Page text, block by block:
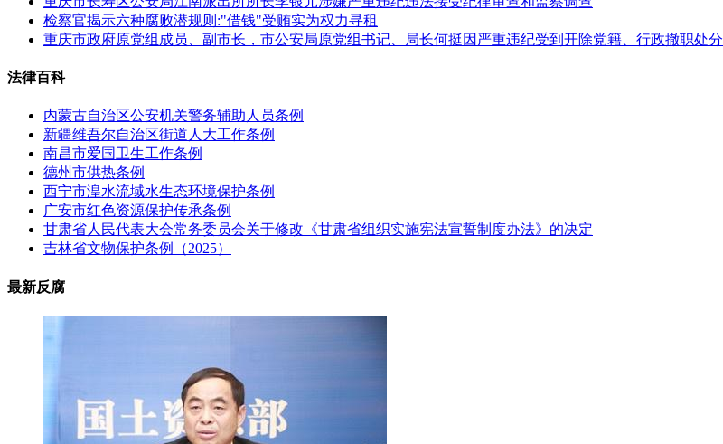
检察官揭示六种腐败潜规则:"借钱"受贿实为权力寻租
重庆市政府原党组成员、副市长，市公安局原党组书记、局长何挺因严重违纪受到开除党籍、行政撤职处分
法律百科
内蒙古自治区公安机关警务辅助人员条例
新疆维吾尔自治区街道人大工作条例
南昌市爱国卫生工作条例
德州市供热条例
西宁市湟水流域水生态环境保护条例
广安市红色资源保护传承条例
甘肃省人民代表大会常务委员会关于修改《甘肃省组织实施宪法宣誓制度办法》的决定
吉林省文物保护条例（2025）
最新反腐